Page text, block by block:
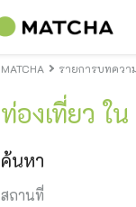
MATCHA รายการบทควา
ท่องเที่ยว ใ
ค้นหา
สถานที่